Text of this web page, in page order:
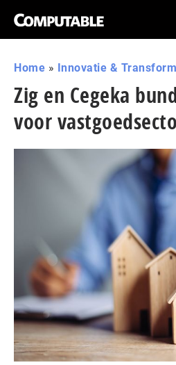
Home » Innovatie &
Zig en Cegeka
voor